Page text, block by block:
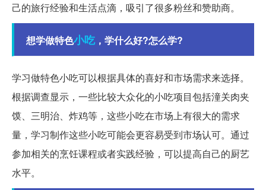
己的旅行经验和生活点滴，吸引了很多粉丝和赞助商。
想学做特色小吃 ，学什么好?怎么学?
学习做特色小吃可以根据具体的喜好和市场需求来选择。
根据调查显示，一些比较大众化的小吃项目包括潼关肉夹
馍、三明治、炸鸡等，这些小吃在市场上有很大的需求
量，学习制作这些小吃可能会更容易受到市场认可。通过
参加相关的烹饪课程或者实践经验，可以提高自己的厨艺
水平。